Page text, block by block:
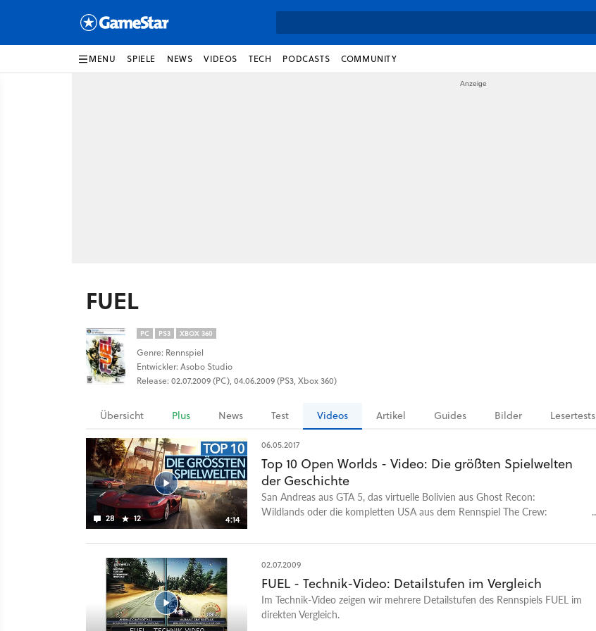
MENU SPIELE NEWS VIDEOS TECH PODCASTS COMMUNITY
FUEL
PC PS3 XBOX 360
Genre: Rennspiel
Entwickler: Asobo Studio
Release: 02.07.2009 (PC), 04.06.2009 (PS3, Xbox 360)
Übersicht Plus News Test Videos Artikel Guides Bilder Lesertests
28 12 4:14
06.05.2017
Top 10 Open Worlds - Video: Die größten Spielwelten
der Geschichte
San Andreas aus GTA 5, das virtuelle Bolivien aus Ghost Recon:
Wildlands oder die kompletten USA aus dem Rennspiel The Crew:
hunderte Quadratkilometer große Maps zu erschaffen, die uns als riesige
gab? Ist es das gigantische Skyrim, die Insel Medici aus Just Cause 3 oder
wartet am Ende eine riesige Überraschung auf dem Spitzenplatz? Wir
haben uns auf die Suche nach Antworten gemacht und standen damit vor
einer schwierigen Aufgabe: Nur in seltenen Fällen gibt es offizielle Angaben
02.07.2009
FUEL - Technik-Video: Detailstufen im Vergleich
Im Technik-Video zeigen wir mehrere Detailstufen des Rennspiels FUEL im
direkten Vergleich.